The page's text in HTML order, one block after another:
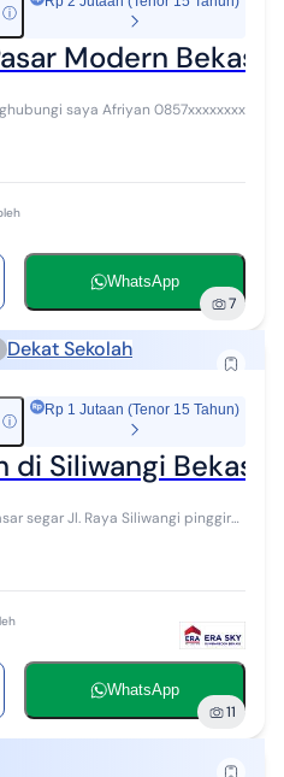
ⓘ
Modern Bekasi
Untuk info lebih detail bisa menghubungi saya Afriyan 0857xxxxxxxx
WhatsApp
7
Dekat Sekolah
ⓘ
Rp 1 Jutaan (Tenor 15 Tahun)
di Siliwangi Bekasi
segar Jl. Raya Siliwangi pinggir
WhatsApp
11